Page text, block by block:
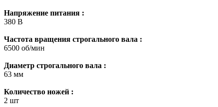
Напряжение питания :
380 В
Частота вращения строгального вала :
6500 об/мин
Диаметр строгального вала :
63 мм
Количество ножей :
2 шт